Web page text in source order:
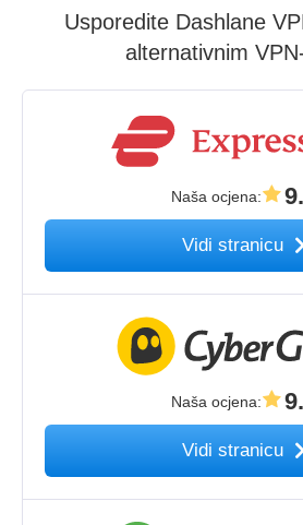
Usporedite Dashlane
alternativnim
Naša ocjena:
Vidi stranicu
Naša ocjena:
Vidi stranicu